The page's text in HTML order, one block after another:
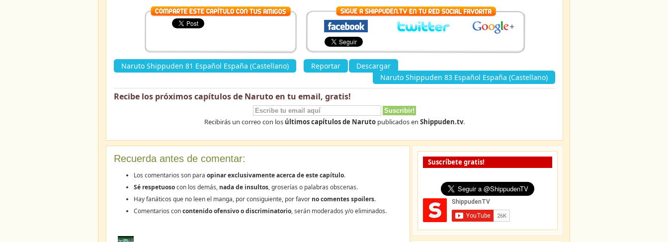
Naruto Shippuden 81 Español España (Castellano) Reportar
Descargar
Naruto Shippuden 83 Español España (Castellano)
Recibe los próximos capítulos de Naruto en tu email, gratis!
Recibirás un correo con los últimos capítulos de Naruto publicados en Shippuden.tv.
Recuerda antes de comentar:
Los comentarios son para opinar exclusivamente acerca de este capítulo.
Sé respetuosocon los demás, nada de insultos, groserías o palabras obscenas.
Hay fanáticos que no leen el manga, por consiguiente, por favor no comentes spoilers.
Comentarios concontenido ofensivo o discriminatorio, serán moderados y/o eliminados.
Suscríbete gratis!